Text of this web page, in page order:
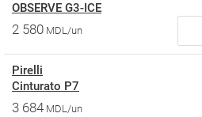
OBSERVE G3-ICE
2 580 MDL/un
Pirelli
Cinturato P7
3 684 MDL/un